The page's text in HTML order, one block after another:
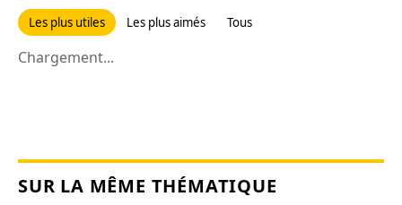
Les plus utiles Les plus aimés Tous
Chargement...
SUR LA MÊME THÉMATIQUE